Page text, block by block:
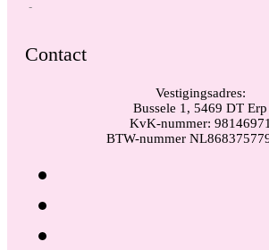
Contact
Vestigingsadres:
Bussele 1, 5469 DT Erp
KvK-nummer:
BTW-nummer